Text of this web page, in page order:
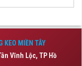
KEO MIỀN TÂY
Vĩnh Lộc, TP Hồ